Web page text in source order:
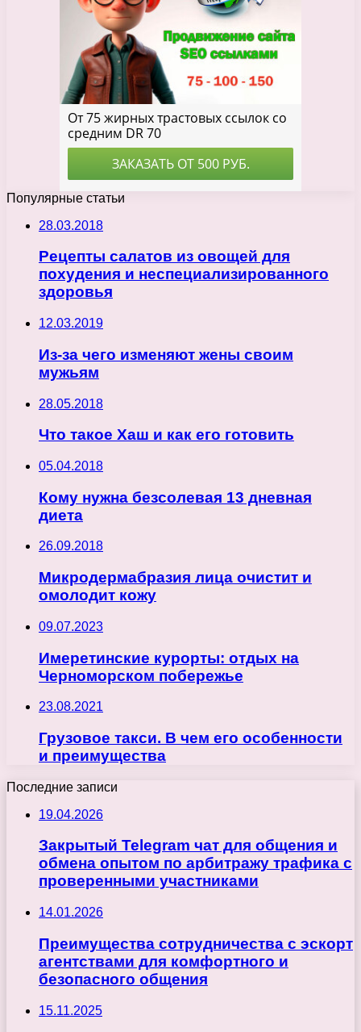
Популярные статьи
28.03.2018
Рецепты салатов из овощей для
похудения и неспециализированного
здоровья
12.03.2019
Из-за чего изменяют жены своим
мужьям
28.05.2018
Что такое Хаш и как его готовить
05.04.2018
Кому нужна безсолевая 13 дневная
диета
26.09.2018
Микродермабразия лица очистит и
омолодит кожу
09.07.2023
Имеретинские курорты: отдых на
Черноморском побережье
23.08.2021
Грузовое такси. В чем его особенности
и преимущества
Последние записи
19.04.2026
Закрытый Telegram чат для общения и
обмена опытом по арбитражу трафика с
проверенными участниками
14.01.2026
Преимущества сотрудничества с эскорт
агентствами для комфортного и
безопасного общения
15.11.2025